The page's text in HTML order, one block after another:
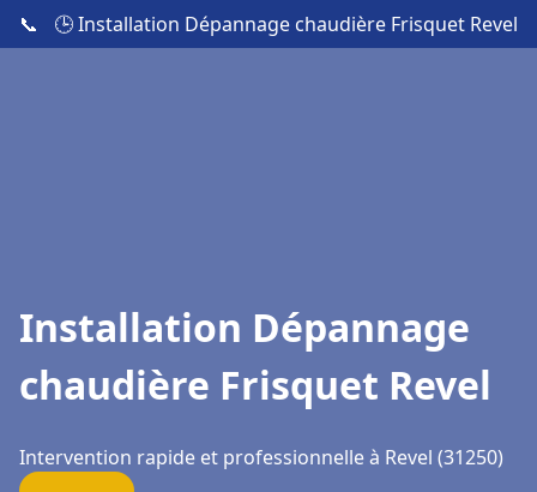
📞 🕒 Installation Dépannage chaudière Frisquet Revel
Installation Dépannage
chaudière Frisquet Revel
Intervention rapide et professionnelle à Revel (31250)